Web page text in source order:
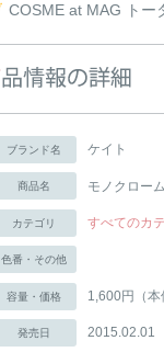
COSME at MAG トー
ブランド名 ケイト
商品名 モノクロー
カテゴリ すべてのカ
色番・その他
容量・価格 1,600円（
発売日 2015.02.01